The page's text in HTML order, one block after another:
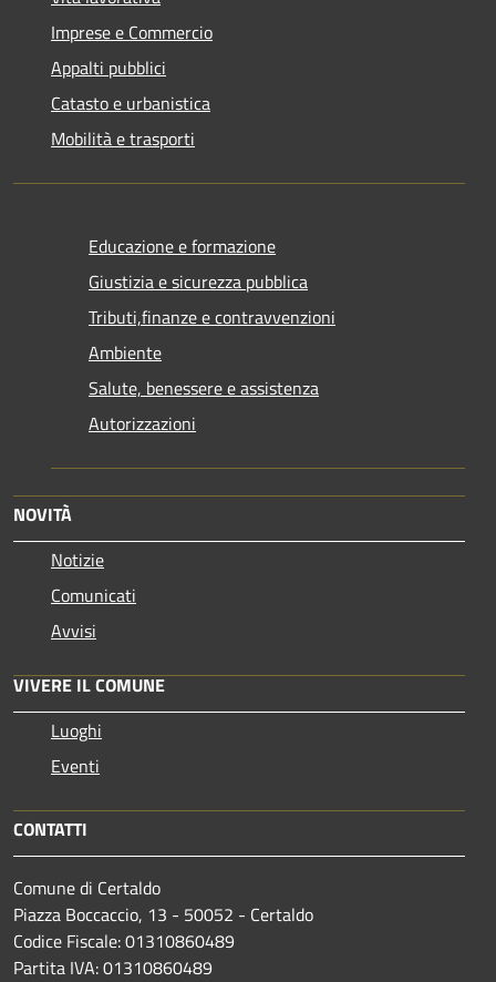
Imprese e Commercio
Appalti pubblici
Catasto e urbanistica
Mobilità e trasporti
Educazione e formazione
Giustizia e sicurezza pubblica
Tributi,finanze e contravvenzioni
Ambiente
Salute, benessere e assistenza
Autorizzazioni
NOVITÀ
Notizie
Comunicati
Avvisi
VIVERE IL COMUNE
Luoghi
Eventi
CONTATTI
Comune di Certaldo
Piazza Boccaccio, 13 - 50052 - Certaldo
Codice Fiscale: 01310860489
Partita IVA: 01310860489